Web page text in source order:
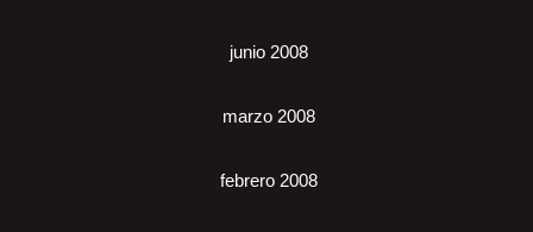
junio 2008
marzo 2008
febrero 2008